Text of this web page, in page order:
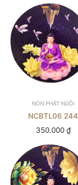
NÓN PHẬT NGỒI
NCBTL06 244
350.000 ₫